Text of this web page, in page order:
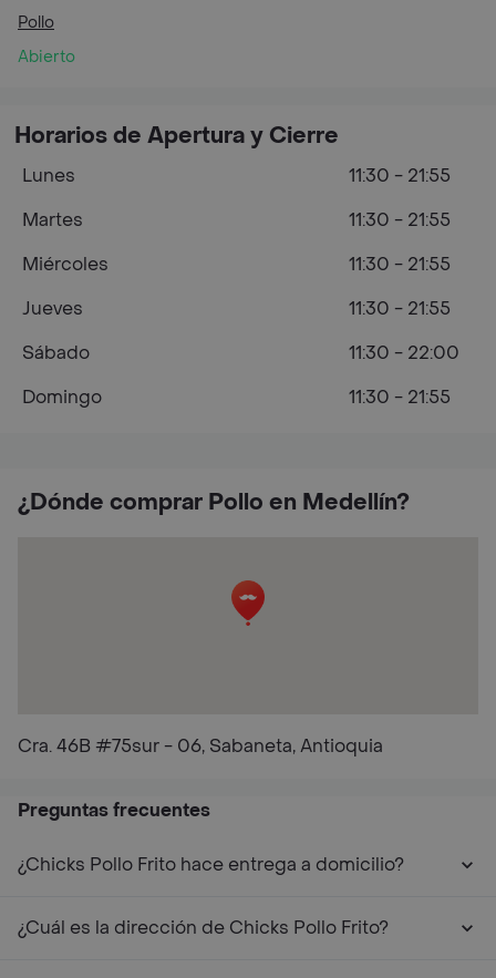
Pollo
Abierto
¿Dónde comprar Pollo en Medellín?
Cra. 46B #75sur - 06, Sabaneta, Antioquia
Horarios de Apertura y Cierre
Lunes
11:30 - 21:55
Martes
11:30 - 21:55
Miércoles
11:30 - 21:55
Jueves
11:30 - 21:55
Sábado
11:30 - 22:00
Domingo
11:30 - 21:55
Preguntas frecuentes
¿Chicks Pollo Frito hace entrega a domicilio?
¿Cuál es la dirección de Chicks Pollo Frito?